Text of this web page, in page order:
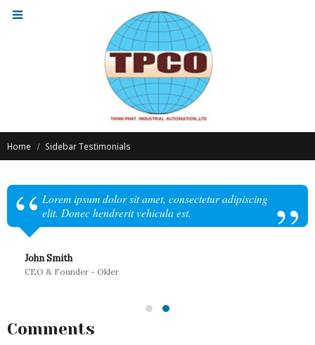
Home Sidebar Testimonials
Lorem ipsum dolor sit amet, consectetur adipiscing
elit. Donec hendrerit vehicula est.
John Smith
CEO & Founder - Okler
Comments